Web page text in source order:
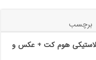
برچسب
هوم کت + عکس و